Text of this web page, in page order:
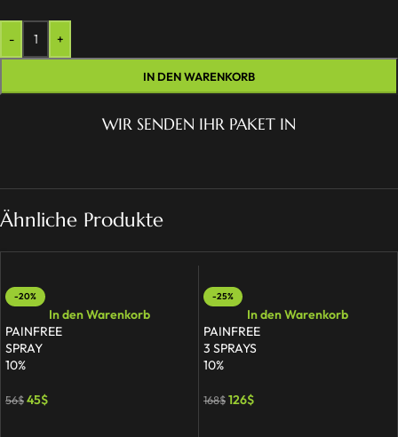
- +
IN DEN WARENKORB
WIR SENDEN IHR PAKET IN
Ähnliche Produkte
-20%
In den Warenkorb
PAINFREE
SPRAY
10%
56$45$
-25%
In den Warenkorb
PAINFREE
3 SPRAYS
10%
168$126$